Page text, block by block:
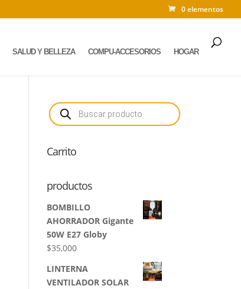
0 elementos
SALUD Y BELLEZA COMPU-ACCESORIOS HOGAR
Búsqueda
de
productos
Carrito
productos
BOMBILLO
AHORRADOR Gigante
50W E27 Globy
$35,000
LINTERNA
VENTILADOR SOLAR